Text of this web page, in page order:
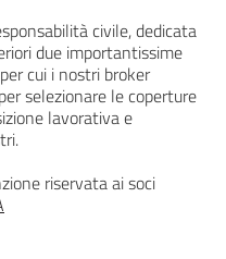
civile, dedicata
due importantissime
cui i nostri broker
selezionare le coperture
lavorativa e
riservata ai soci